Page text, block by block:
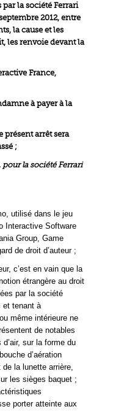
par la société Ferrari
2012, entre
la cause et les
les renvoie devant la
France,
à payer à la
présent arrêt sera
;
la société Ferrari
utilisé dans le jeu
Interactive Software
Group, Game
de droit d’auteur ;
c’est en vain que la
étrangère au droit
par la société
et tenant à
même intérieure ne
de notables
sur la forme du
d’aération
de la lunette arrière,
les sièges baquet ;
porter atteinte aux